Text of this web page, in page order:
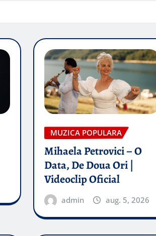
MUZICA POPULARA
Mihaela Petrovici – O
Data, De Doua Ori |
Videoclip Oficial
admin aug. 5, 2026